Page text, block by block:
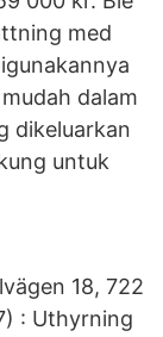
med
dalam
dikeluarkan
untuk
18, 722
: Uthyrning